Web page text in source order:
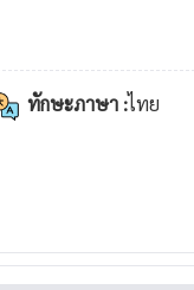
ทักษะภาษา :ไทย